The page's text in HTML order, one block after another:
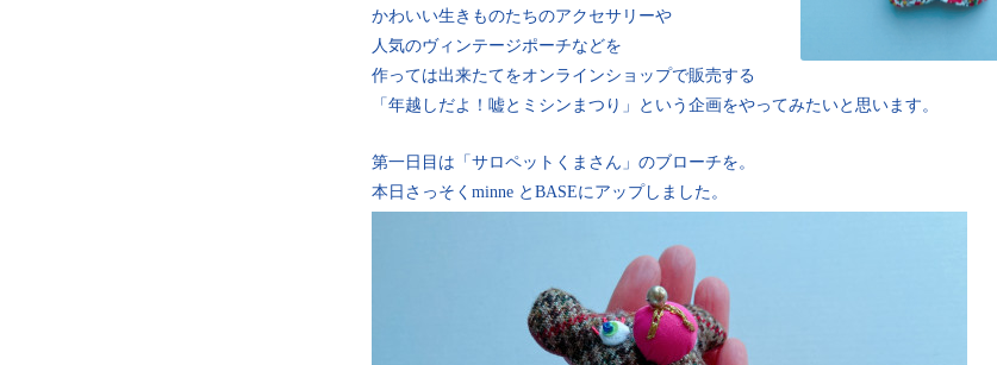
かわいい生きものたちのアクセサリーや
人気のヴィンテージポーチなどを
作っては出来たてをオンラインショップで販売する
「年越しだよ！嘘とミシンまつり」という企画をやってみたいと思います。
第一日目は「サロペットくまさん」のブローチを。
本日さっそくminne とBASEにアップしました。